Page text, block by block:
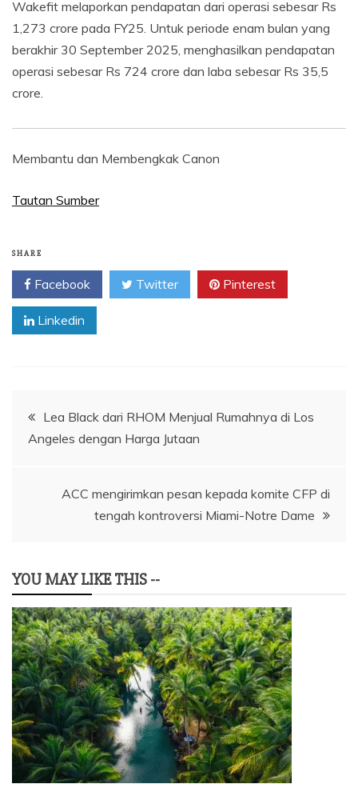
Wakefit melaporkan pendapatan dari operasi sebesar Rs
1,273 crore pada FY25. Untuk periode enam bulan yang
berakhir 30 September 2025, menghasilkan pendapatan
operasi sebesar Rs 724 crore dan laba sebesar Rs 35,5
crore.
Membantu dan Membengkak Canon
Tautan Sumber
SHARE
Facebook Twitter Pinterest
Linkedin
Navigasi
pos
Lea Black dari RHOM Menjual Rumahnya di Los
Angeles dengan Harga Jutaan
ACC mengirimkan pesan kepada komite CFP di
tengah kontroversi Miami-Notre Dame
YOU MAY LIKE THIS --